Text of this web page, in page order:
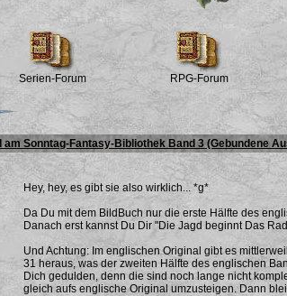
Serien-Forum RPG-Forum
am Sonntag-Fantasy-Bibliothek Band 3 (Gebundene
Hey, hey, es gibt sie also wirklich... *g*
Da Du mit dem BildBuch nur die erste Hälfte des
Danach erst kannst Du Dir "Die Jagd beginnt Das
Und Achtung: Im englischen Original gibt es
31 heraus, was der zweiten Hälfte des englischen
Dich gedulden, denn die sind noch lange nicht
gleich aufs englische Original umzusteigen. Dann